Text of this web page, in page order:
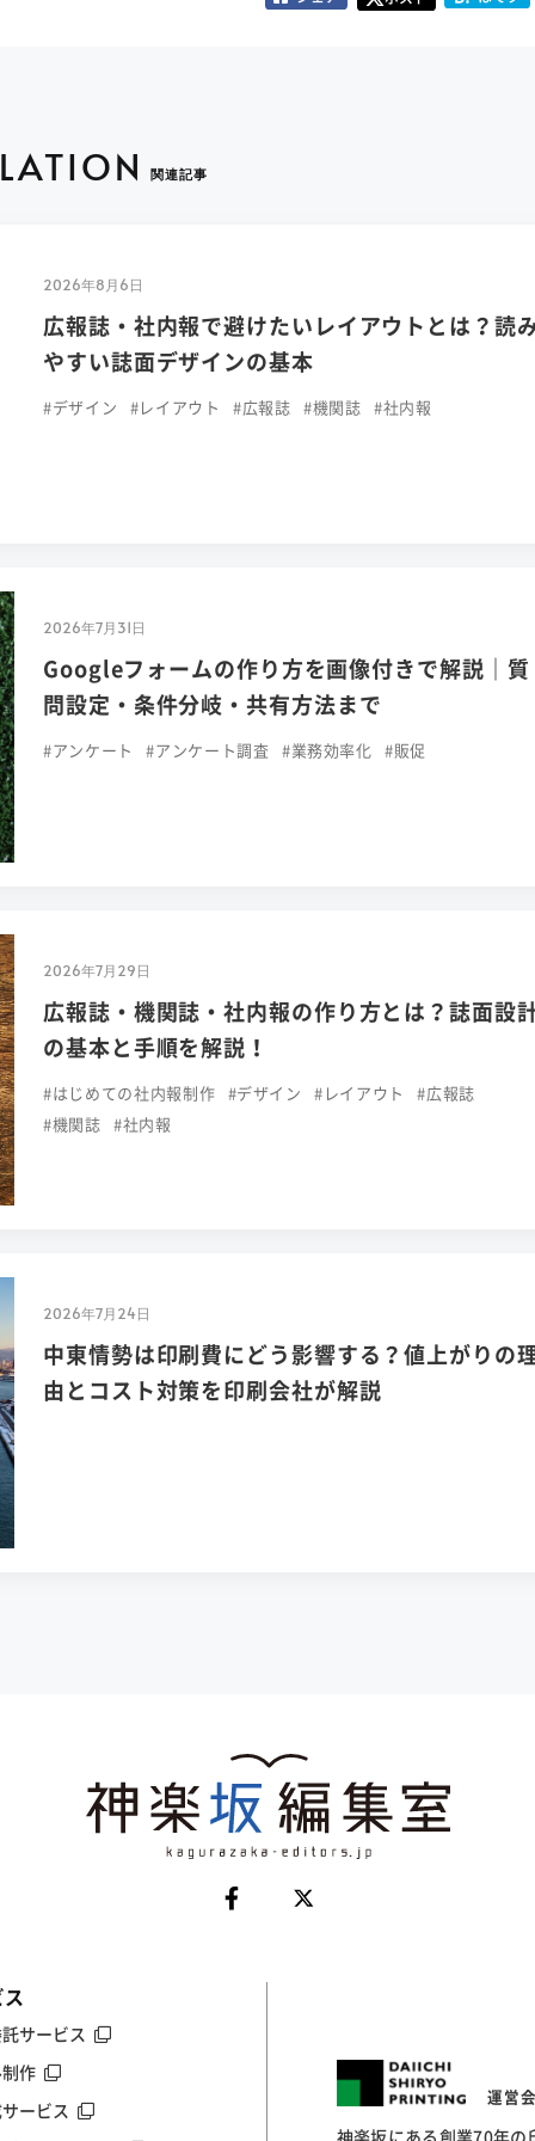
関連記事
2026年8月6日
広報誌・社内報で避けたいレイアウトとは？読
やすい誌面デザインの基本
#デザイン #レイアウト #広報誌 #機関誌 #社内報
2026年7月31日
Googleフォームの作り方を画像付きで解説｜質
問設定・条件分岐・共有方法まで
#アンケート #アンケート調査 #業務効率化 #販促
2026年7月29日
広報誌・機関誌・社内報の作り方とは？誌面設
の基本と手順を解説！
#はじめての社内報制作 #デザイン #レイアウト
#広報誌
#機関誌 #社内報
2026年7月24日
中東情勢は印刷費にどう影響する？値上がりの
由とコスト対策を印刷会社が解説
サービス
作
ービス
運営
神楽坂にある創業70年